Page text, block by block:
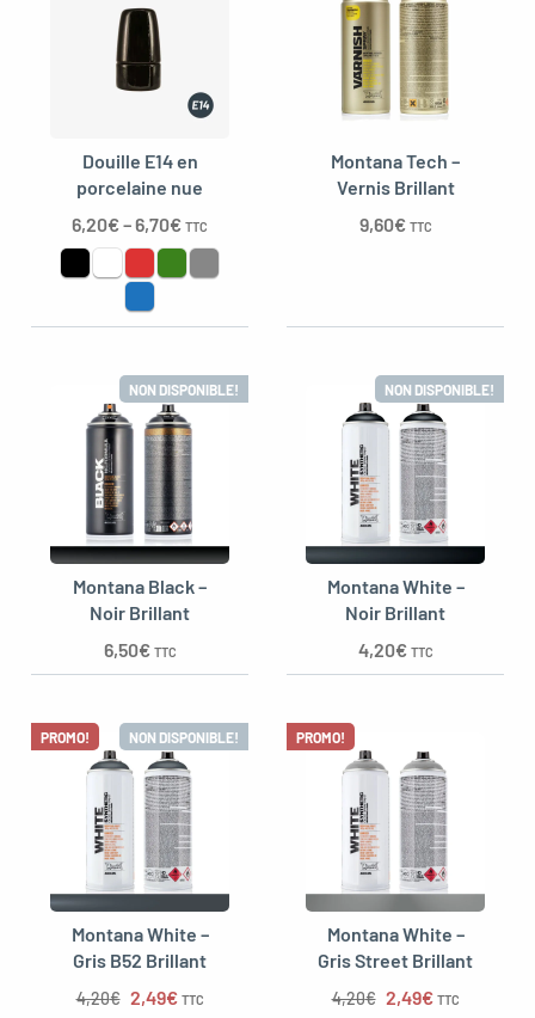
Douille E14 en
porcelaine nue
6,20€–6,70€ TTC
Montana Tech –
Vernis Brillant
9,60€ TTC
NON DISPONIBLE!
Montana Black –
Noir Brillant
6,50€ TTC
NON DISPONIBLE!
Montana White –
Noir Brillant
4,20€ TTC
PROMO! NON DISPONIBLE!
Montana White –
Gris B52 Brillant
4,20€ Le prix initial était : 4,20€.
2,49€Le prix actuel est : 2,49€.
TTC
PROMO!
Montana White –
Gris Street Brillant
4,20€ Le prix initial
2,49€Le prix
TTC